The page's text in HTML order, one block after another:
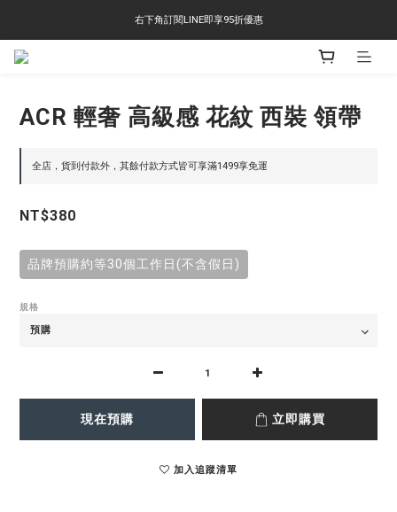
右下角訂閱LINE即享95折優惠
右下角訂閱LINE即享95折優惠
TS-2618 涼感短T 多版型選擇,涼感優惠 單件390 兩件750 三件1000 十件3000
ACR 輕奢 高級感 花紋 西裝 領帶
全店，貨到付款外，其餘付款方式皆可享滿1499享免運
NT$380
品牌預購約等30個工作日(不含假日)
規格
現在預購 立即購買
加入追蹤清單